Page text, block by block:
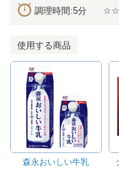
調理時間:5分
使用する商品
森永おいしい牛乳